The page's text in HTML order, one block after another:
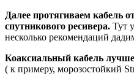
Далее протягиваем кабель
спутникового ресивера. Тут
несколько рекомендаций
Коаксиальный кабель
( к примеру, морозостойкий